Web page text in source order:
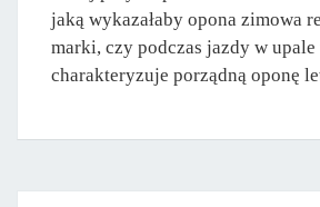
jaką wykazałaby opona zimowa
marki, czy podczas jazdy w
charakteryzuje porządną oponę